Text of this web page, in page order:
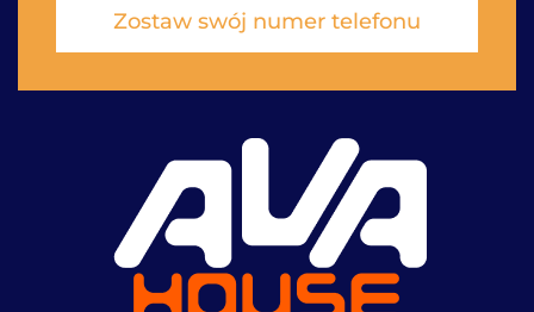
Zostaw swój numer telefonu